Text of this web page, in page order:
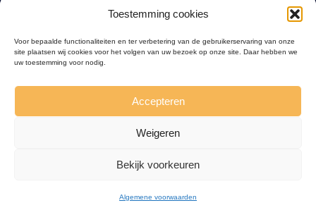
Toestemming cookies
Voor bepaalde functionaliteiten en ter verbetering van de gebruikerservaring van onze
site plaatsen wij cookies voor het volgen van uw bezoek op onze site. Daar hebben we
uw toestemming voor nodig.
Accepteren
Weigeren
Bekijk voorkeuren
Algemene voorwaarden